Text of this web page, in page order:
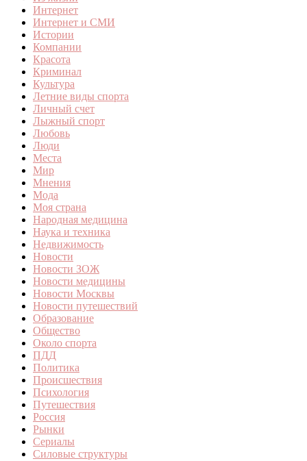
Интернет
Интернет и СМИ
Истории
Компании
Красота
Криминал
Культура
Летние виды спорта
Личный счет
Лыжный спорт
Любовь
Люди
Места
Мир
Мнения
Мода
Моя страна
Народная медицина
Наука и техника
Недвижимость
Новости
Новости ЗОЖ
Новости медицины
Новости Москвы
Новости путешествий
Образование
Общество
Около спорта
ПДД
Политика
Происшествия
Психология
Путешествия
Россия
Рынки
Сериалы
Силовые структуры